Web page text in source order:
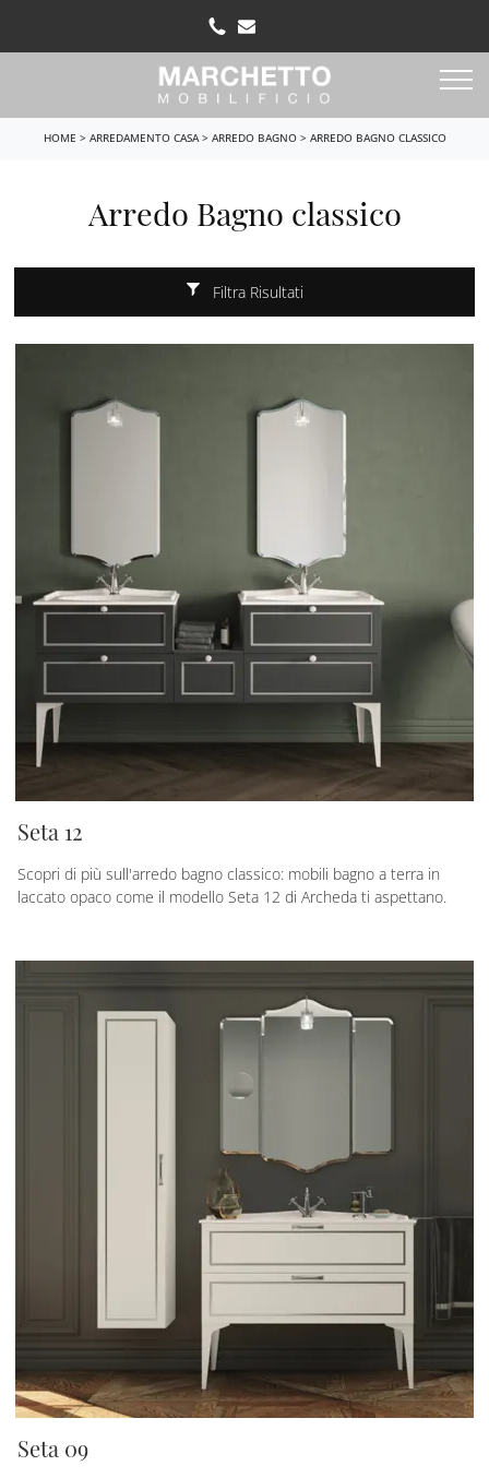
HOME > ARREDAMENTO CASA> ARREDO BAGNO> ARREDO BAGNO CLASSICO
Arredo Bagno classico
Filtra Risultati
Seta 12
Scopri di più sull'arredo bagno classico: mobili bagno a terra in
laccato opaco come il modello Seta 12 di Archeda ti aspettano.
Seta 09